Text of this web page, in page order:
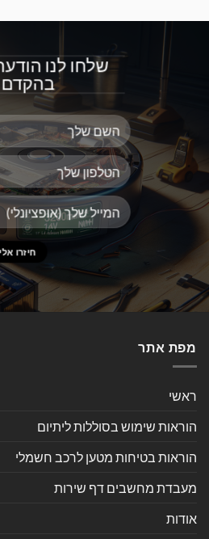
שלחו לנו
בהקדם
מפת אתר
ראשי
הוראות שימוש בסוללות ליתיום
הוראות בטיחות מטען לרכב חשמלי
מעבדת מחשבים דף שירות
אודות